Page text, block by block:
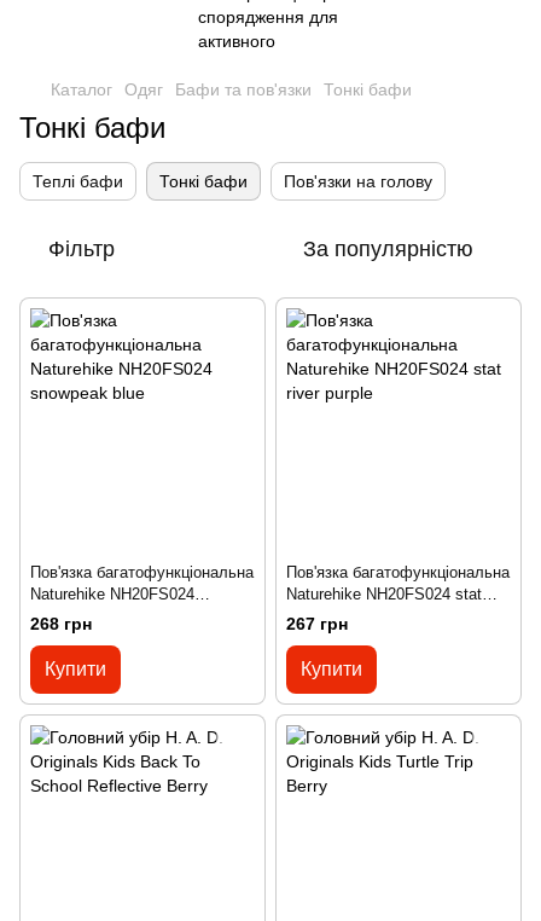
Каталог Одяг Бафи та пов'язки Тонкі бафи
Тонкі бафи
Теплі бафи Тонкі бафи Пов'язки на голову
Фільтр За популярністю
Пов'язка багатофункціональна
Naturehike NH20FS024
snowpeak blue
268 грн
Купити
Пов'язка багатофункціональна
Naturehike NH20FS024 stat
river purple
267 грн
Купити